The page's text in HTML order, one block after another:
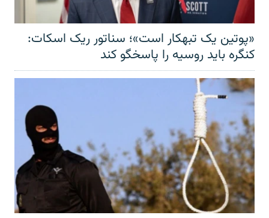
«پوتین یک تبهکار است»؛ سناتور ریک اسکات:
کنگره باید روسیه را پاسخگو کند